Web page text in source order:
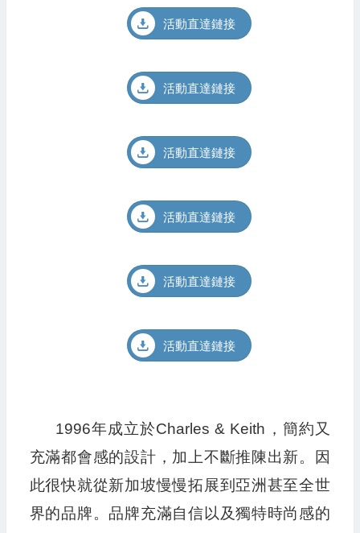
活動直達鏈接
活動直達鏈接
活動直達鏈接
活動直達鏈接
活動直達鏈接
活動直達鏈接
1996年成立於Charles & Keith，簡約又
充滿都會感的設計，加上不斷推陳出新。因
此很快就從新加坡慢慢拓展到亞洲甚至全世
界的品牌。品牌充滿自信以及獨特時尚感的